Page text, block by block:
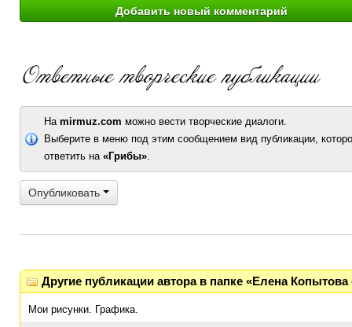
На mirmuz.com можно вести творческие диалоги.
Выберите в меню под этим сообщением вид публикации,
ответить на «Грибы».
Опубликовать
Другие публикации автора в папке «Елена Копытова
Мои рисунки. Графика.